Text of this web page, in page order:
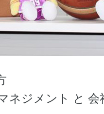
ネジメント と